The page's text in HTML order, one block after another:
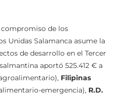
compromiso de los
Unidas Salamanca asume la
de desarrollo en el Tercer
aportó 525.412 € a
Filipinas
emergencia), R.D.